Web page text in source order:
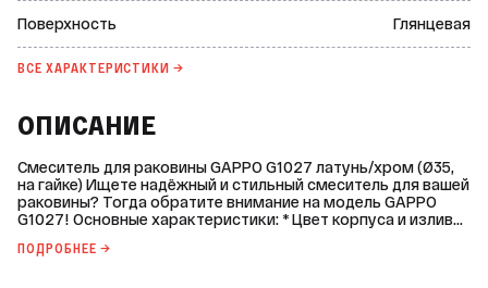
Поверхность Глянцевая
ВСЕ ХАРАКТЕРИСТИКИ →
ОПИСАНИЕ
Смеситель для раковины GAPPO G1027 латунь/хром (Ø35,
на гайке) Ищете надёжный и стильный смеситель для вашей
раковины? Тогда обратите внимание на модель GAPPO
G1027! Основные характеристики: * Цвет корпуса и излива:
латунь. * Монтаж: встраиваемый. * Способ монтажа: гайка. *
ПОДРОБНЕЕ →